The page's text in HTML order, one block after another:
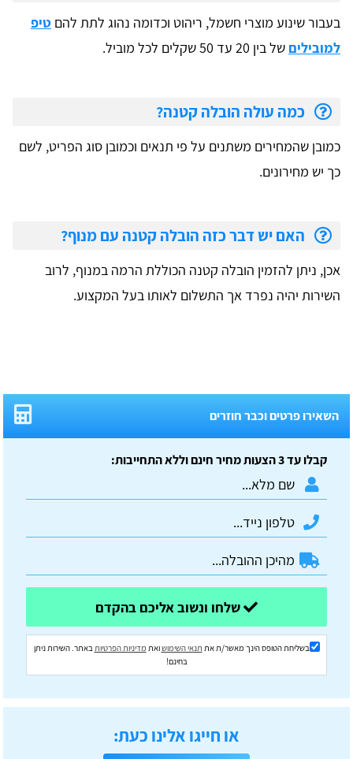
בעבור שינוע מוצרי חשמל, ריהוט וכדומה נהוג לתת להם טיפ
למובילים של בין 20 עד 50 שקלים לכל מוביל.
כמה עולה הובלה קטנה?
כמובן שהמחירים משתנים על פי תנאים וכמובן סוג הפריט, לשם
כך יש מחירונים.
האם יש דבר כזה הובלה קטנה עם מנוף?
אכן, ניתן להזמין הובלה קטנה הכוללת הרמה במנוף, לרוב
השירות יהיה נפרד אך התשלום לאותו בעל המקצוע.
השאירו פרטים וכבר חוזרים
קבלו עד 3 הצעות מחיר חינם וללא התחייבות:
בשליחת הטופס הינך מאשר/ת את תנאי השימושואת מדיניות הפרטיותבאתר. השירות ניתן
בחינם!
או חייגו אלינו כעת: